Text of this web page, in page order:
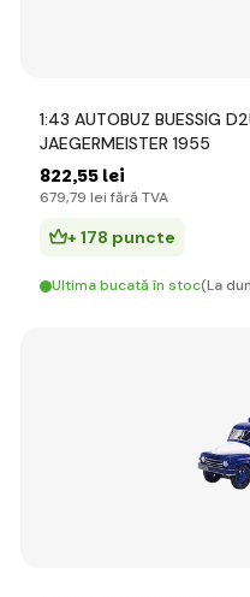
1:43 AUTOBUZ BUESSIG
JAEGERMEISTER 1955
822,55 lei
679,79 lei fără TVA
+ 178 puncte
Ultima bucată în stoc(La